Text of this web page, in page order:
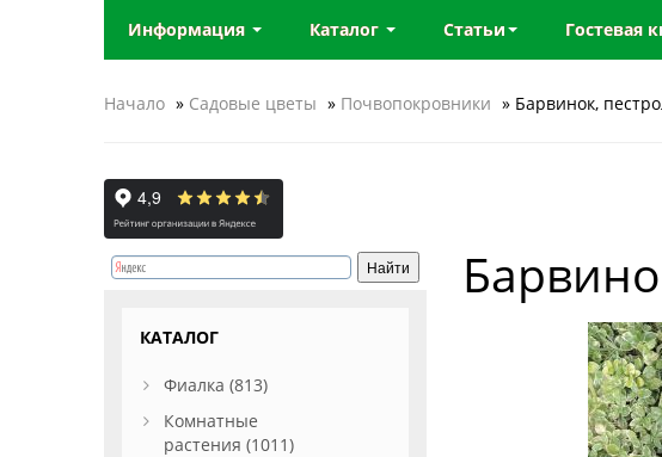
Информация Каталог Статьи Гостевая
Начало » Садовые цветы » Почвопокровники » Барвинок,
КАТАЛОГ
Фиалка (813)
Комнатные
растения (1011)